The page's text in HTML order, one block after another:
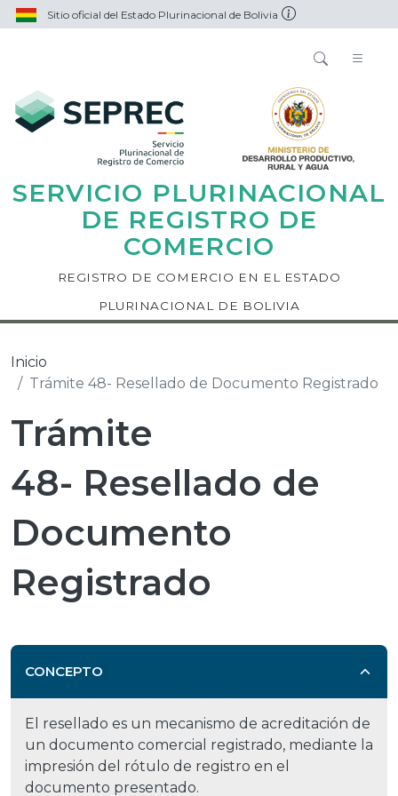
Sitio oficial del Estado Plurinacional de Bolivia
SERVICIO PLURINACIONAL
DE REGISTRO DE
COMERCIO
REGISTRO DE COMERCIO EN EL ESTADO
PLURINACIONAL DE BOLIVIA
Inicio
Trámite 48- Resellado de Documento Registrado
Trámite
48- Resellado de
Documento
Registrado
CONCEPTO
El resellado es un mecanismo de acreditación de
un documento comercial registrado, mediante la
impresión del rótulo de registro en el
documento presentado.